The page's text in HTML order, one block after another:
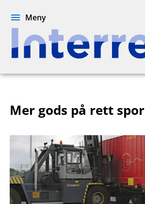
Interreg.no
Meny
Mer gods på rett spor